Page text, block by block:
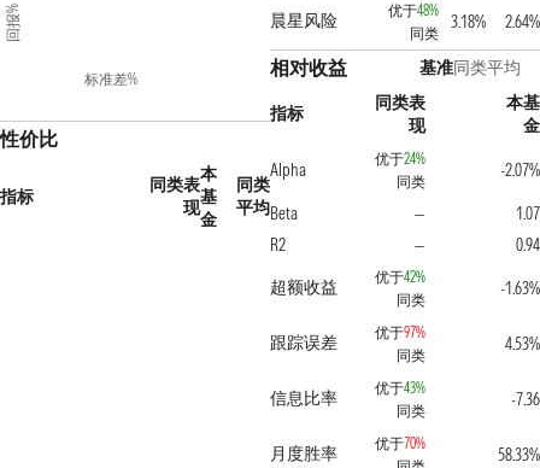
标准差%
回报%
性价比
指标
同类表
现
本
基
金
同类
平均
晨星风险 优于48%
同类
3.18% 2.64%
相对收益 基准同类平均
指标
同类表
现
本基
金
Alpha
优于24%
同类
-2.07%
Beta
—
1.07
R2
—
0.94
超额收益
优于42%
同类
-1.63%
跟踪误差 优于97%
同类
4.53%
信息比率 优于43%
同类
-7.36
月度胜率 优于70%
58.33%